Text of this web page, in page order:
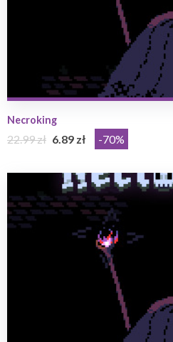
Necroking
22.99 zł 6.89 zł -70%